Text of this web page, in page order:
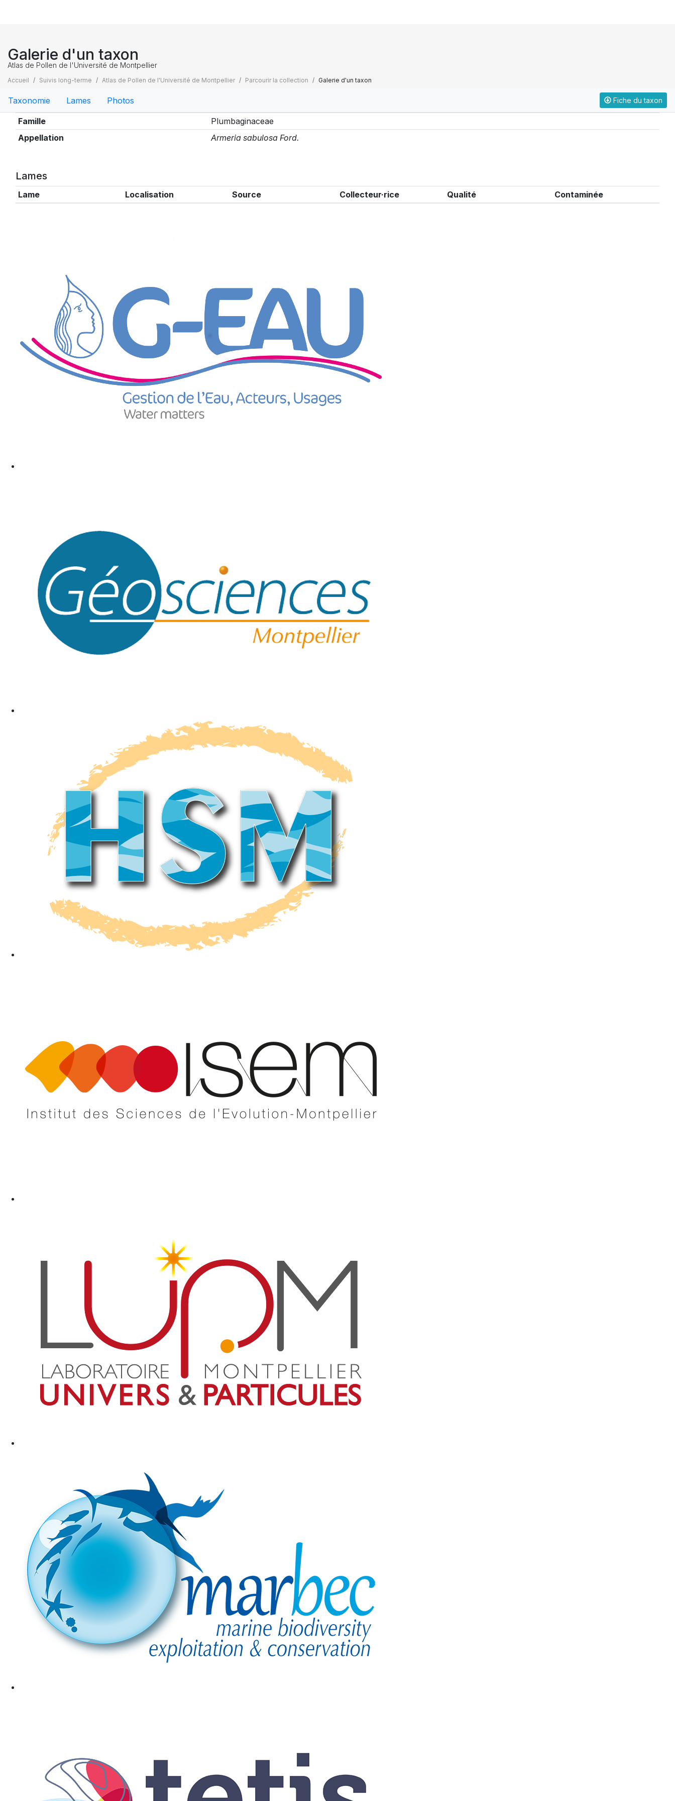
Galerie d'un taxon
Atlas de Pollen de l'Université de Montpellier
Accueil Suivis long-terme Atlas de Pollen de l'Université de Montpellier Parcourir la collection Galerie d'un taxon
Taxonomie Lames Photos Fiche du taxon
Taxonomie
Famille
Plumbaginaceae
Appellation
Armeria sabulosa Ford.
Lames
Lame Localisation Source Collecteur·rice Qualité Contaminée